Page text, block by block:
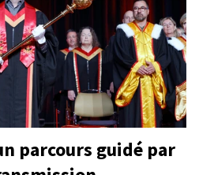
parcours guidé par